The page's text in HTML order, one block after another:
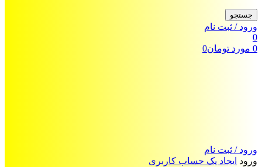
جستجو
ورود / ثبت نام
0
0 مورد تومان0
ورود / ثبت نام
ورود ایجاد یک حساب کاربری